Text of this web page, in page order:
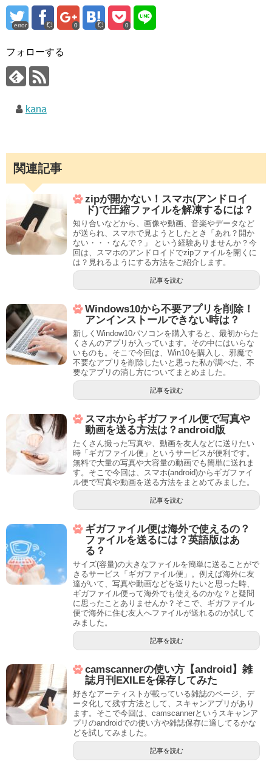
error 0 0
フォローする
kana
関連記事
zipが開かない！スマホ(アンドロイ
ド)で圧縮ファイルを解凍するには？
知り合いなどから、画像や動画、音楽やデータなど
が送られ、スマホで見ようとしたとき「あれ？開か
ない・・・なんで？」 という経験ありませんか？今
回は、スマホのアンドロイドでzipファイルを開くに
は？見れるようにする方法をご紹介します。
記事を読む
Windows10から不要アプリを削除！
アンインストールできない時は？
新しくWindow10パソコンを購入すると、最初からた
くさんのアプリが入っています。その中にはいらな
いものも。そこで今回は、Win10を購入し、邪魔で
不要なアプリを削除したいと思った私が調べた、不
要なアプリの消し方についてまとめました。
記事を読む
スマホからギガファイル便で写真や
動画を送る方法は？android版
たくさん撮った写真や、動画を友人などに送りたい
時「ギガファイル便」というサービスが便利です。
無料で大量の写真や大容量の動画でも簡単に送れま
す。そこで今回は、スマホ(android)からギガファイ
ル便で写真や動画を送る方法をまとめてみました。
記事を読む
ギガファイル便は海外で使えるの？
ファイルを送るには？英語版はあ
る？
サイズ(容量)の大きなファイルを簡単に送ることがで
きるサービス「ギガファイル便」。例えば海外に友
達がいて、写真や動画などを送りたいと思った時、
ギガファイル便って海外でも使えるのかな？と疑問
に思ったことありませんか？そこで、ギガファイル
便で海外に住む友人へファイルが送れるのか試して
みました。
記事を読む
camscannerの使い方【android】雑
誌月刊EXILEを保存してみた
好きなアーティストが載っている雑誌のページ、デ
ータ化して残す方法として、スキャンアプリがあり
ます。そこで今回は、camscannerというスキャンア
プリのandroidでの使い方や雑誌保存に適してるかな
どを試してみました。
記事を読む